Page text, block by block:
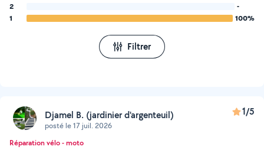
2
-
1
100%
Filtrer
Djamel B. (jardinier d'argenteuil)
posté le 17 juil. 2026
1/5
Réparation vélo - moto